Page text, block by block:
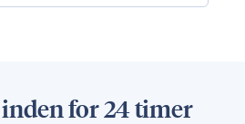
for 24 timer